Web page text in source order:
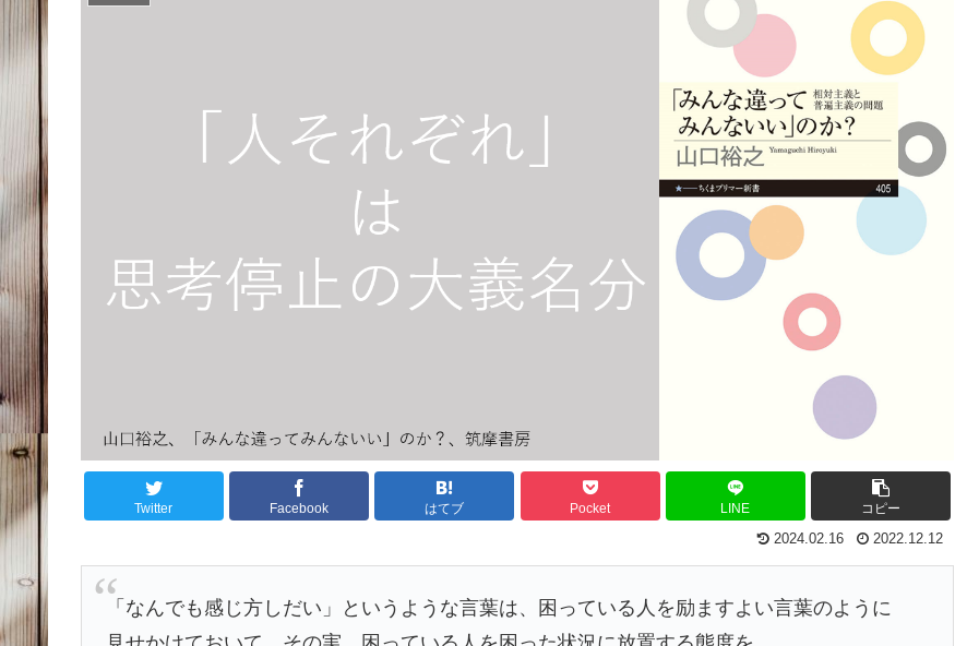
Twitter Facebook はてブ Pocket LINE コピー
2024.02.16 2022.12.12
「なんでも感じ方しだい」というような言葉は、困っている人を励ますよい言葉のように